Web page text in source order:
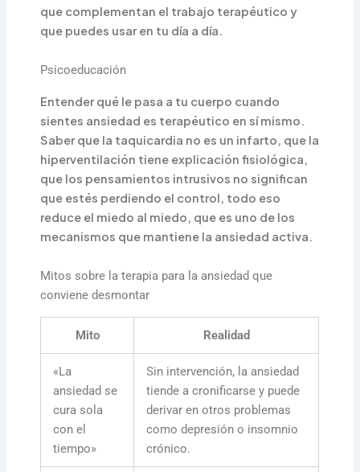
que complementan el trabajo terapéutico y
que puedes usar en tu día a día.
Psicoeducación
Entender qué le pasa a tu cuerpo cuando
sientes ansiedad es terapéutico en sí mismo.
Saber que la taquicardia no es un infarto, que la
hiperventilación tiene explicación fisiológica,
que los pensamientos intrusivos no significan
que estés perdiendo el control, todo eso
reduce el miedo al miedo, que es uno de los
mecanismos que mantiene la ansiedad activa.
Mitos sobre la terapia para la ansiedad que
conviene desmontar
Mito Realidad
«La
ansiedad se
cura sola
con el
tiempo»
Sin intervención, la ansiedad
tiende a cronificarse y puede
derivar en otros problemas
como depresión o insomnio
crónico.